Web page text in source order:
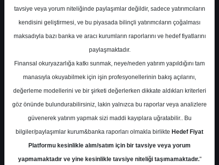
En Yüksek Tahmin 510,00 ₺
Ortalama Fiyat Tahmini 432,71 ₺
Ortalama Getiri Potansiyeli %52.36
Kurum Sayısı
18
Al
11
Endeks Üstü
6
Tavsiye Yok
1
tavsiye veya yorum niteliğinde paylaşımlar değildir, sadece yatırımcıların
kendisini geliştirmesi, ve bu piyasada bilinçli yatırımcıların çoğalması
maksadıyla bazı banka ve aracı kurumların raporlarını ve hedef fiyatlarını
paylaşmaktadır.
Finansal okuryazarlığa katkı sunmak, neye/neden yatırım yapıldığını tam
manasıyla okuyabilmek için işin profesyonellerinin bakış açılarını,
değerleme modellerini ve bir şirketi değerlerken dikkate aldıkları kriterleri
göz önünde bulundurabilirsiniz, lakin yalnızca bu raporlar veya analizlere
güvenerek yatırım yapmak sizi maddi kayıplara uğratabilir.. Bu
bilgiler/paylaşımlar kurum&banka raporları olmakla birlikte Hedef Fiyat
Platformu kesinlikle alım/satım için bir tavsiye veya yorum
yapmamaktadır ve yine kesinlikle tavsiye niteliği taşımamaktadır."